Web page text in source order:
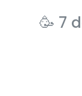
🥳 7